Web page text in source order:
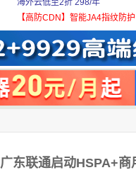
海外云低至2折 298/年
【高防CDN】智能JA4指纹防护
广东联通启动HSPA+